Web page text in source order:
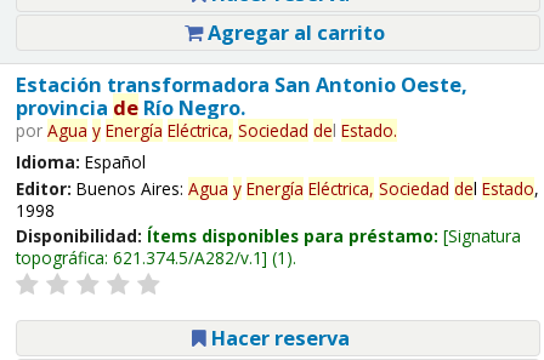
Agregar al carrito
Estación transformadora San Antonio Oeste,
provincia deRío Negro.
por Agua y Energía Eléctrica, Sociedad del Estado.
Idioma: Español
Editor: Buenos Aires: Agua y Energía Eléctrica, Sociedad del Estado,
1998
Disponibilidad: Ítems disponibles para préstamo: Signatura
topográfica: 621.374.5/A282/v.1 (1).
Hacer reserva